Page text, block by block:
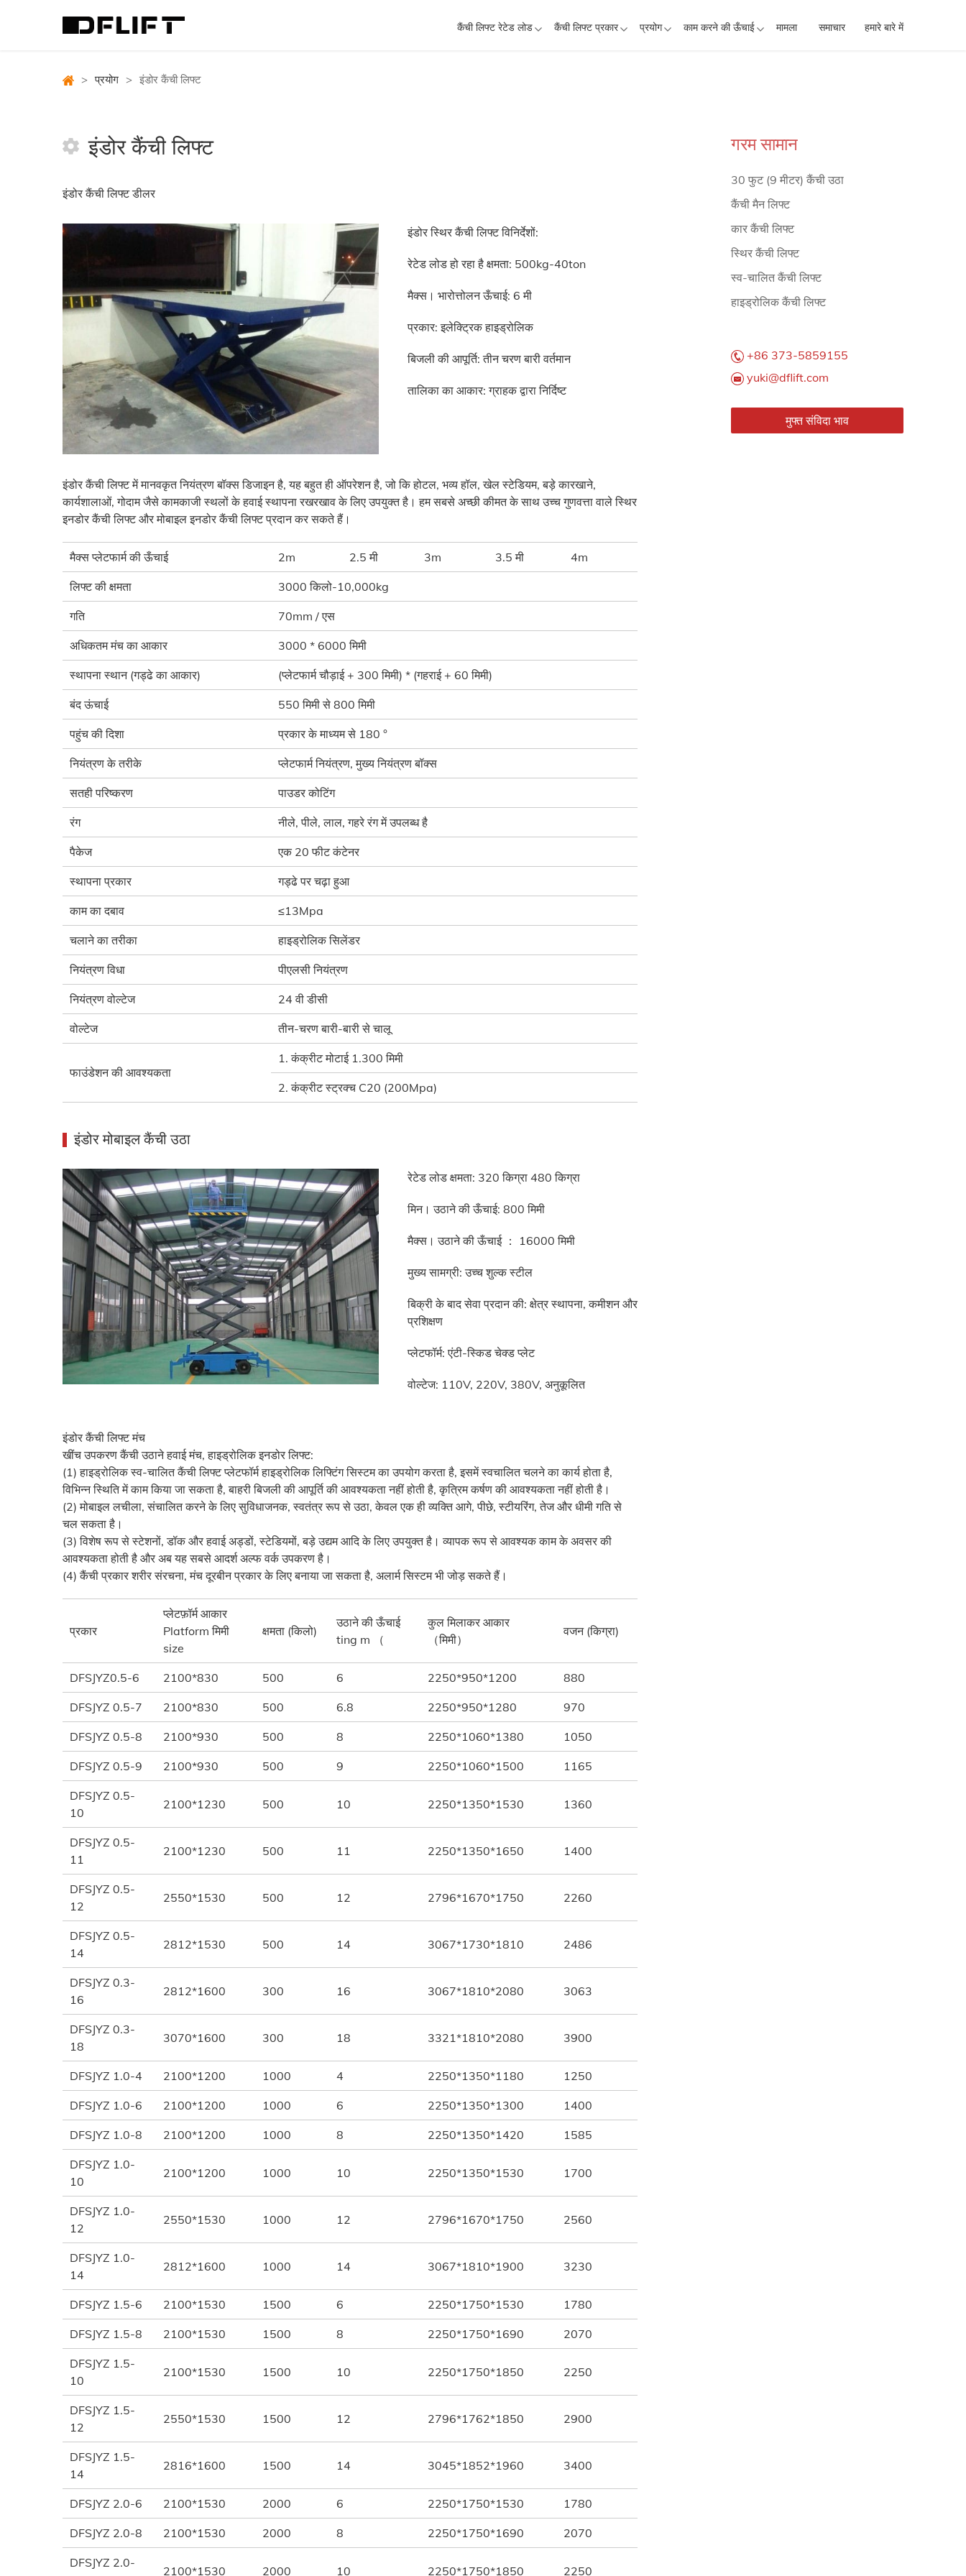
कैंची लिफ्ट रेटेड लोड कैंची लिफ्ट प्रकार प्रयोग काम करने की ऊँचाई मामला समाचार हमारे बारे में
> प्रयोग > इंडोर कैंची लिफ्ट
इंडोर कैंची लिफ्ट
इंडोर कैंची लिफ्ट डीलर
इंडोर स्थिर कैंची लिफ्ट विनिर्देशों:
रेटेड लोड हो रहा है क्षमता: 500kg-40ton
मैक्स। भारोत्तोलन ऊँचाई: 6 मी
प्रकार: इलेक्ट्रिक हाइड्रोलिक
बिजली की आपूर्ति: तीन चरण बारी वर्तमान
तालिका का आकार: ग्राहक द्वारा निर्दिष्ट
इंडोर कैंची लिफ्ट में मानवकृत नियंत्रण बॉक्स डिजाइन है, यह बहुत ही ऑपरेशन है, जो कि होटल, भव्य हॉल, खेल स्टेडियम, बड़े कारखाने,
कार्यशालाओं, गोदाम जैसे कामकाजी स्थलों के हवाई स्थापना रखरखाव के लिए उपयुक्त है। हम सबसे अच्छी कीमत के साथ उच्च गुणवत्ता वाले स्थिर
इनडोर कैंची लिफ्ट और मोबाइल इनडोर कैंची लिफ्ट प्रदान कर सकते हैं।
मैक्स प्लेटफार्म की ऊँचाई 2m 2.5 मी 3m 3.5 मी 4m
लिफ्ट की क्षमता 3000 किलो-10,000kg
गति 70mm / एस
अधिकतम मंच का आकार 3000 * 6000 मिमी
स्थापना स्थान (गड्ढे का आकार) (प्लेटफार्म चौड़ाई + 300 मिमी) * (गहराई + 60 मिमी)
बंद ऊंचाई 550 मिमी से 800 मिमी
पहुंच की दिशा प्रकार के माध्यम से 180 °
नियंत्रण के तरीके प्लेटफार्म नियंत्रण, मुख्य नियंत्रण बॉक्स
सतही परिष्करण पाउडर कोटिंग
रंग नीले, पीले, लाल, गहरे रंग में उपलब्ध है
पैकेज एक 20 फीट कंटेनर
स्थापना प्रकार गड्ढे पर चढ़ा हुआ
काम का दबाव ≤13Mpa
चलाने का तरीका हाइड्रोलिक सिलेंडर
नियंत्रण विधा पीएलसी नियंत्रण
नियंत्रण वोल्टेज 24 वी डीसी
वोल्टेज तीन-चरण बारी-बारी से चालू
फाउंडेशन की आवश्यकता
1. कंक्रीट मोटाई 1.300 मिमी
2. कंक्रीट स्ट्रक्च C20 (200Mpa)
इंडोर मोबाइल कैंची उठा
रेटेड लोड क्षमता: 320 किग्रा 480 किग्रा
मिन। उठाने की ऊँचाई: 800 मिमी
मैक्स। उठाने की ऊँचाई ： 16000 मिमी
मुख्य सामग्री: उच्च शुल्क स्टील
बिक्री के बाद सेवा प्रदान की: क्षेत्र स्थापना, कमीशन और
प्रशिक्षण
प्लेटफॉर्म: एंटी-स्किड चेक्ड प्लेट
वोल्टेज: 110V, 220V, 380V, अनुकूलित
इंडोर कैंची लिफ्ट मंच
खींच उपकरण कैंची उठाने हवाई मंच, हाइड्रोलिक इनडोर लिफ्ट:
(1) हाइड्रोलिक स्व-चालित कैंची लिफ्ट प्लेटफॉर्म हाइड्रोलिक लिफ्टिंग सिस्टम का उपयोग करता है, इसमें स्वचालित चलने का कार्य होता है,
विभिन्न स्थिति में काम किया जा सकता है, बाहरी बिजली की आपूर्ति की आवश्यकता नहीं होती है, कृत्रिम कर्षण की आवश्यकता नहीं होती है।
(2) मोबाइल लचीला, संचालित करने के लिए सुविधाजनक, स्वतंत्र रूप से उठा, केवल एक ही व्यक्ति आगे, पीछे, स्टीयरिंग, तेज और धीमी गति से
चल सकता है।
(3) विशेष रूप से स्टेशनों, डॉक और हवाई अड्डों, स्टेडियमों, बड़े उद्यम आदि के लिए उपयुक्त है। व्यापक रूप से आवश्यक काम के अवसर की
आवश्यकता होती है और अब यह सबसे आदर्श अल्फ वर्क उपकरण है।
(4) कैंची प्रकार शरीर संरचना, मंच दूरबीन प्रकार के लिए बनाया जा सकता है, अलार्म सिस्टम भी जोड़ सकते हैं।
प्रकार
प्लेटफ़ॉर्म आकार
Platform मिमी
size
क्षमता (किलो)
उठाने की ऊँचाई
ting m （
कुल मिलाकर आकार
（मिमी）
वजन (किग्रा)
DFSJYZ0.5-6 2100*830 500 6 2250*950*1200 880
DFSJYZ 0.5-7 2100*830 500 6.8 2250*950*1280 970
DFSJYZ 0.5-8 2100*930 500 8 2250*1060*1380 1050
DFSJYZ 0.5-9 2100*930 500 9 2250*1060*1500 1165
DFSJYZ 0.5-
10
2100*1230 500 10 2250*1350*1530 1360
DFSJYZ 0.5-
11
2100*1230 500 11 2250*1350*1650 1400
DFSJYZ 0.5-
12
2550*1530 500 12 2796*1670*1750 2260
DFSJYZ 0.5-
14
2812*1530 500 14 3067*1730*1810 2486
DFSJYZ 0.3-
16
2812*1600 300 16 3067*1810*2080 3063
DFSJYZ 0.3-
18
3070*1600 300 18 3321*1810*2080 3900
DFSJYZ 1.0-4 2100*1200 1000 4 2250*1350*1180 1250
DFSJYZ 1.0-6 2100*1200 1000 6 2250*1350*1300 1400
DFSJYZ 1.0-8 2100*1200 1000 8 2250*1350*1420 1585
DFSJYZ 1.0-
10
2100*1200 1000 10 2250*1350*1530 1700
DFSJYZ 1.0-
12
2550*1530 1000 12 2796*1670*1750 2560
DFSJYZ 1.0-
14
2812*1600 1000 14 3067*1810*1900 3230
DFSJYZ 1.5-6 2100*1530 1500 6 2250*1750*1530 1780
DFSJYZ 1.5-8 2100*1530 1500 8 2250*1750*1690 2070
DFSJYZ 1.5-
10
2100*1530 1500 10 2250*1750*1850 2250
DFSJYZ 1.5-
12
2550*1530 1500 12 2796*1762*1850 2900
DFSJYZ 1.5-
14
2816*1600 1500 14 3045*1852*1960 3400
DFSJYZ 2.0-6 2100*1530 2000 6 2250*1750*1530 1780
DFSJYZ 2.0-8 2100*1530 2000 8 2250*1750*1690 2070
DFSJYZ 2.0-
2100*1530 2000 10 2250*1750*1850 2250
गरम सामान
30 फुट (9 मीटर) कैंची उठा
कैंची मैन लिफ्ट
कार कैंची लिफ्ट
स्थिर कैंची लिफ्ट
स्व-चालित कैंची लिफ्ट
हाइड्रोलिक कैंची लिफ्ट
+86 373-5859155
yuki@dflift.com
मुफ्त संविदा भाव